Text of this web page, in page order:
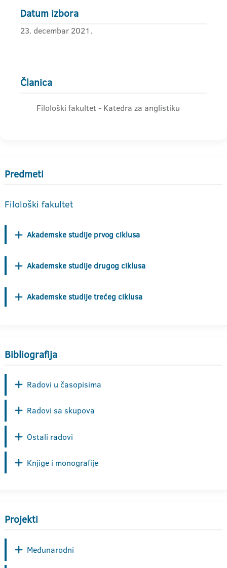
Datum izbora
23. decembar 2021.
Članica
Filološki fakultet - Katedra za anglistiku
Predmeti
Filološki fakultet
Akademske studije prvog ciklusa
Akademske studije drugog ciklusa
Akademske studije trećeg ciklusa
Bibliografija
Radovi u časopisima
Radovi sa skupova
Ostali radovi
Knjige i monografije
Projekti
Međunarodni